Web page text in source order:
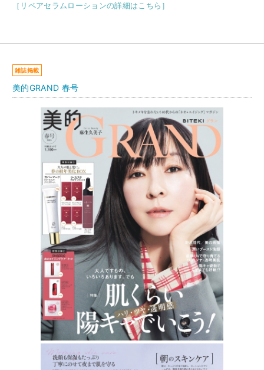
［リペアセラムローションの詳細はこちら］
雑誌掲載
美的GRAND 春号